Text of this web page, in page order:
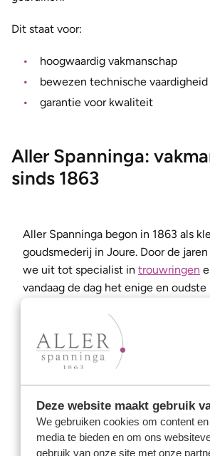
Deze website maakt gebruik
We gebruiken cookies om content
media te bieden en om ons
gebruik van onze site met onze
Dit staat voor:
hoogwaardig vakmanschap
bewezen technische vaardigheid
garantie voor kwaliteit
Aller Spanninga:
sinds 1863
Aller Spanninga begon in 1863 als
goudsmederij in Joure. Door de
we uit tot specialist in trouwringen
vandaag de dag het enige en oudste
dan 160 jaar veel is veranderd, is één
hetzelfde gebleven: onze passie
goudsmeden
diamantzetters
edelsmeden